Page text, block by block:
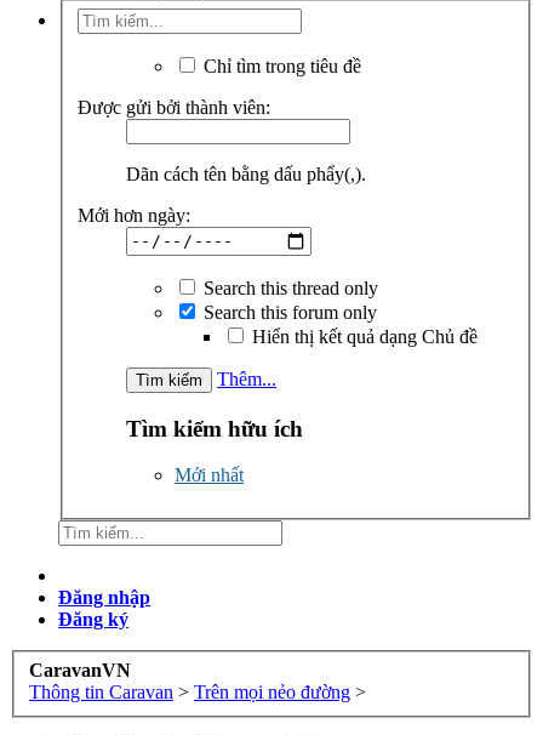
Chỉ tìm trong tiêu đề
Được gửi bởi thành viên:
Dãn cách tên bằng dấu phẩy(,).
Mới hơn ngày:
Search this thread only
Search this forum only
Hiển thị kết quả dạng Chủ đề
Thêm...
Tìm kiếm hữu ích
Mới nhất
Đăng nhập
Đăng ký
CaravanVN
Thông tin Caravan > Trên mọi nẻo đường >